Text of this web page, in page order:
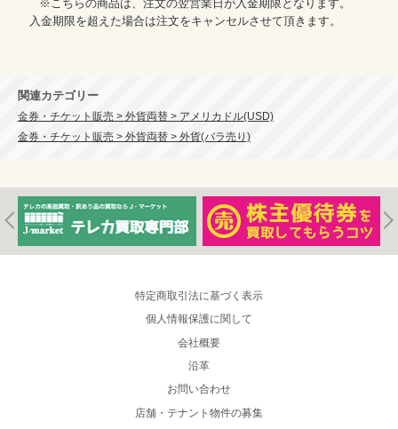
入金期限を超えた場合は注文をキャンセルさせて頂きます。
関連カテゴリー
金券・チケット販売 > 外貨両替 > アメリカドル(USD)
金券・チケット販売 > 外貨両替 > 外貨(バラ売り)
特定商取引法に基づく表示
個人情報保護に関して
会社概要
沿革
お問い合わせ
店舗・テナント物件の募集